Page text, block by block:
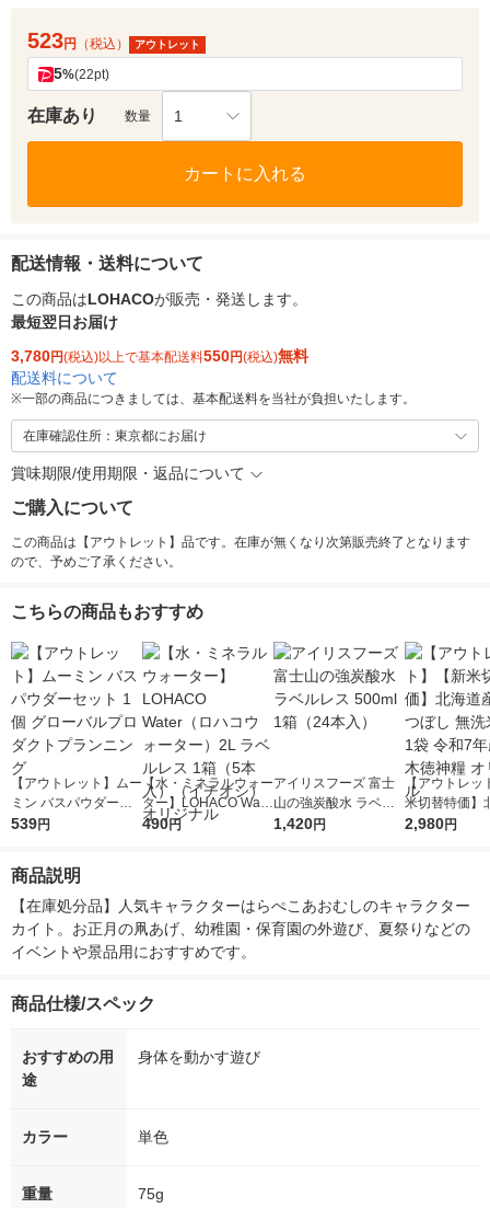
523円 （税込） アウトレット
5%(22pt)
在庫あり 数量 1
カートに入れる
配送情報・送料について
この商品はLOHACOが販売・発送します。
最短翌日お届け
3,780円(税込)以上で基本配送料550円(税込)無料
配送料について
※一部の商品につきましては、基本配送料を当社が負担いたします。
在庫確認住所：東京都にお届け
賞味期限/使用期限・返品について
ご購入について
この商品は【アウトレット】品です。在庫が無くなり次第販売終了となります
ので、予めご了承ください。
こちらの商品もおすすめ
【アウトレット】ムー
ミン バスパウダーセ
ット 1個 グローバル
539円
【水・ミネラルウォー
ター】LOHACO Wate
r（ロハコウォータ
490円
アイリスフーズ 富士
山の強炭酸水 ラベル
レス 500ml 1箱（24
1,420円
【アウトレッ
米切替特価】
ななつぼし 無
2,980円
商品説明
【在庫処分品】人気キャラクターはらぺこあおむしのキャラクター
カイト。お正月の凧あげ、幼稚園・保育園の外遊び、夏祭りなどの
イベントや景品用におすすめです。
商品仕様/スペック
おすすめの用
途
身体を動かす遊び
カラー 単色
重量 75g